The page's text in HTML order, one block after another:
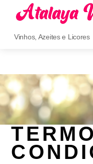
contentVinhos, Azeites e Licores